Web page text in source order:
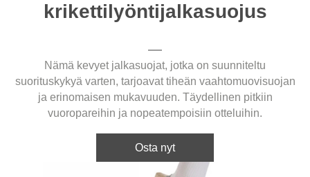
krikettilyöntijalkasuojus
Nämä kevyet jalkasuojat, jotka on suunniteltu
suorituskykyä varten, tarjoavat tiheän vaahtomuovisuojan
ja erinomaisen mukavuuden. Täydellinen pitkiin
vuoropareihin ja nopeatempoisiin otteluihin.
Osta nyt